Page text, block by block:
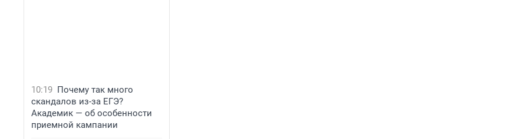
10:19 Почему так много
скандалов из-за ЕГЭ?
Академик — об особенности
приемной кампании